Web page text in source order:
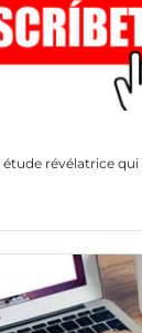
étude révélatrice